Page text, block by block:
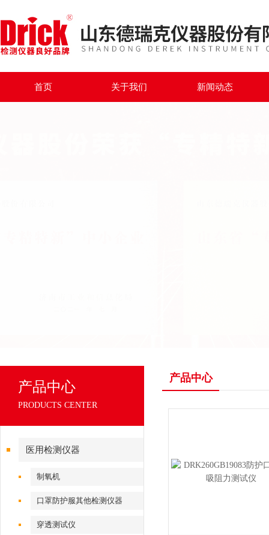
首页 关于我们 新闻动态
产品中心
PRODUCTS CENTER
医用检测仪器
制氧机
口罩防护服其他检测仪器
穿透测试仪
产品中心